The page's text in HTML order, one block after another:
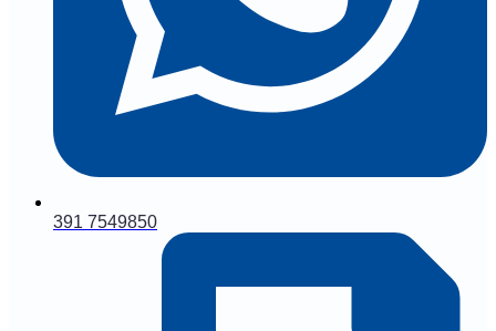
391 7549850